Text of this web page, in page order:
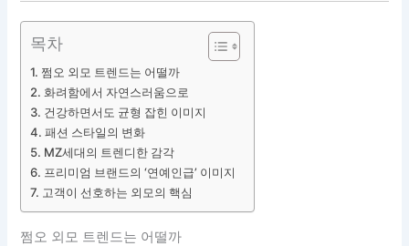
목차
쩜오 외모 트렌드는 어떨까
화려함에서 자연스러움으로
건강하면서도 균형 잡힌 이미지
패션 스타일의 변화
MZ세대의 트렌디한 감각
프리미엄 브랜드의 ‘연예인급’ 이미지
고객이 선호하는 외모의 핵심
쩜오 외모 트렌드는 어떨까